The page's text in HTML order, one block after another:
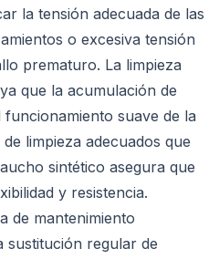
la tensión adecuada de las
o excesiva tensión
prematuro. La limpieza
que la acumulación de
suave de la
limpieza adecuados que
sintético asegura que
y resistencia.
de mantenimiento
sustitución regular de